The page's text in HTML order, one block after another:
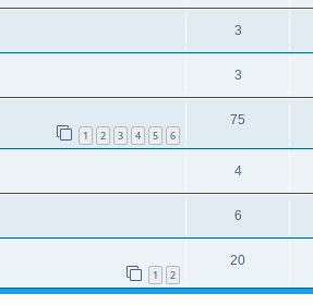
3
3
1 2 3 4 5 6
75
4
6
1 2
20